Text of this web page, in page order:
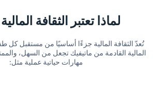
لماذا تعتبر الثقافة
تُعدّ الثقافة المالية جزءًا أساسيًا من مستقبل كل
المالية القادمة من ماتيفيك تجعل من السهل،
مهارات حياتية عملية مثل: